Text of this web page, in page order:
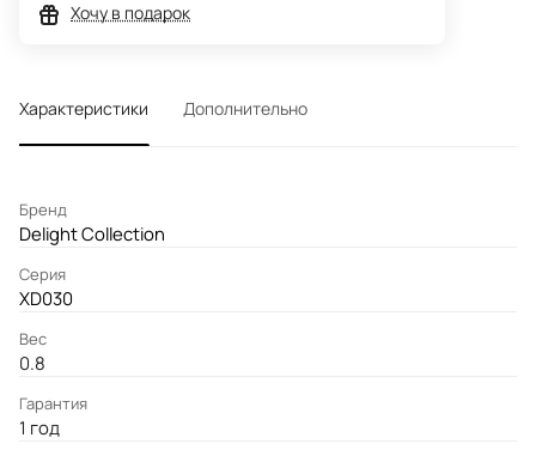
Хочу в подарок
Характеристики Дополнительно
Бренд
Delight Collection
Серия
XD030
Вес
0.8
Гарантия
1 год